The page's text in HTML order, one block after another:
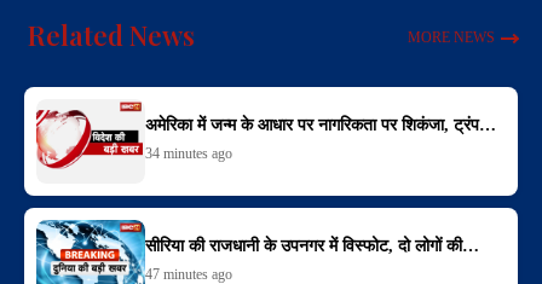
Related News MORE NEWS
अमेरिका में जन्म के आधार पर नागरिकता पर शिकंजा, ट्रंप…
34 minutes ago
सीरिया की राजधानी के उपनगर में विस्फोट, दो लोगों की…
47 minutes ago